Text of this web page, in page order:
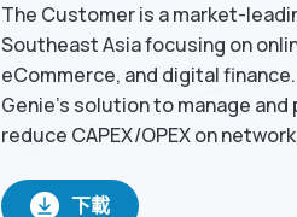
The Customer is a market-
Southeast Asia focusing on
eCommerce, and digital
Genie’s solution to manage
reduce CAPEX/OPEX on